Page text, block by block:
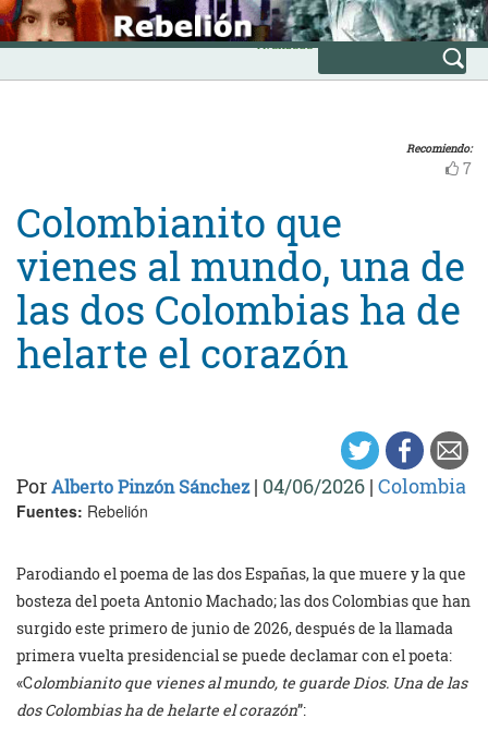
Skip
to
content
INICIO
Avanzada
Recomiendo:
7
Colombianito que
vienes al mundo, una de
las dos Colombias ha de
helarte el corazón
PorAlberto Pinzón Sánchez| 04/06/2026 | Colombia
Fuentes: Rebelión
Parodiando el poema de las dos Españas, la que muere y la que
bosteza del poeta Antonio Machado; las dos Colombias que han
surgido este primero de junio de 2026, después de la llamada
primera vuelta presidencial se puede declamar con el poeta:
«Colombianito que vienes al mundo, te guarde Dios. Una de las
dos Colombias ha de helarte el corazón”: